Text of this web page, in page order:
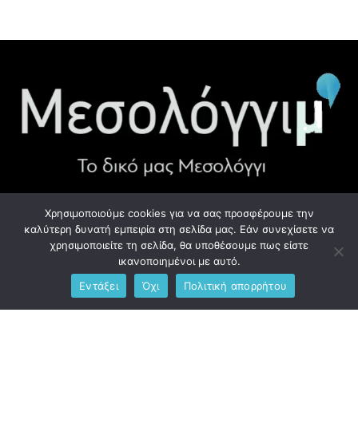
ΧΡΉΣΙΜΑ LINK
Προσωπικά Δεδομένα - GDPR
Ανδρέου Λόντου 1, Μεσολόγγι 302 00
Χρησιμοποιούμε cookies για να σας προσφέρουμε την
καλύτερη δυνατή εμπειρία στη σελίδα μας. Εάν συνεχίσετε να
χρησιμοποιείτε τη σελίδα, θα υποθέσουμε πως είστε
ικανοποιημένοι με αυτό.
Εντάξει
Όχι Πολιτική απορρήτου